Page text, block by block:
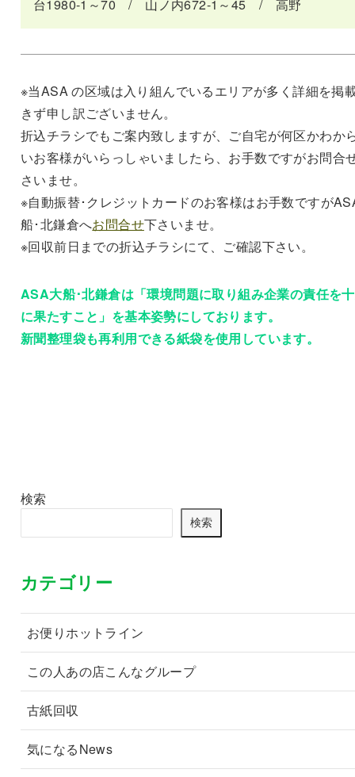
台1980-1～70 / 山ノ内672-1～45 / 高野
※当ASA の区域は入り組んでいるエリアが多く詳細を掲
きず申し訳ございません。
折込チラシでもご案内致しますが、ご自宅が何区かわか
いお客様がいらっしゃいましたら、お手数ですがお問合
さいませ。
※自動振替･クレジットカードのお客様はお手数ですが
船･北鎌倉へお問合せ下さいませ。
※回収前日までの折込チラシにて、ご確認下さい。
ASA大船･北鎌倉は「環境問題に取り組み企業の責任を
に果たすこと」を基本姿勢にしております。
新聞整理袋も再利用できる紙袋を使用しています。
検索
検索
カテゴリー
お便りホットライン
この人あの店こんなグループ
古紙回収
気になるNews